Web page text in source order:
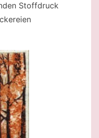
Stoffdruck